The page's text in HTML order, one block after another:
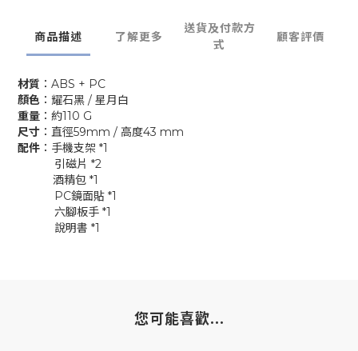
商品描述 了解更多
送貨及付款方
式
顧客評價
材質 ：ABS + PC
顏色 ：耀石黑 / 星月白
重量 ：約110 G
尺寸 ：直徑59mm / 高度43 mm
配件 ：手機支架 *1
引磁片 *2
酒精包 *1
PC鏡面貼 *1
六腳板手 *1
說明書 *1
您可能喜歡...